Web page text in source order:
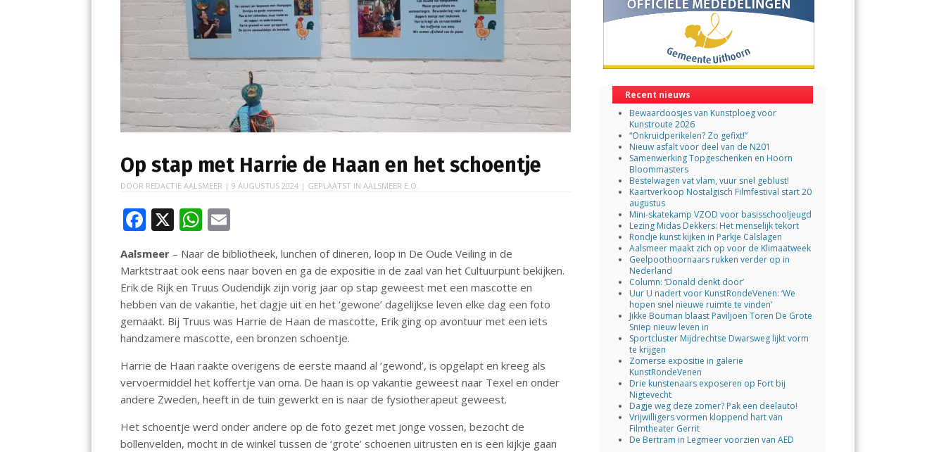
Op stap met Harrie de Haan en het schoentje
DOOR REDACTIE AALSMEER |9 AUGUSTUS 2024 | GEPLAATST INAALSMEER E.O.
F
ac
e
b
o
o
X W
h
at
s
A
p
p
ai
l
Aalsmeer – Naar de bibliotheek, lunchen of dineren, loop in De Oude Veiling in de
Marktstraat ook eens naar boven en ga de expositie in de zaal van het Cultuurpunt bekijken.
Erik de Rijk en Truus Oudendijk zijn vorig jaar op stap geweest met een mascotte en
hebben van de vakantie, het dagje uit en het ‘gewone’ dagelijkse leven elke dag een foto
gemaakt. Bij Truus was Harrie de Haan de mascotte, Erik ging op avontuur met een iets
handzamere mascotte, een bronzen schoentje.
Harrie de Haan raakte overigens de eerste maand al ‘gewond’, is opgelapt en kreeg als
vervoermiddel het koffertje van oma. De haan is op vakantie geweest naar Texel en onder
andere Zweden, heeft in de tuin gewerkt en is naar de fysiotherapeut geweest.
Het schoentje werd onder andere op de foto gezet met jonge vossen, bezocht de
bollenvelden, mocht in de winkel tussen de ‘grote’ schoenen uitrusten en is een kijkje gaan
Recent nieuws
Bewaardoosjes van Kunstploeg voor
Kunstroute 2026
“Onkruidperikelen? Zo gefixt!”
Nieuw asfalt voor deel van de N201
Samenwerking Topgeschenken en Hoorn
Bloommasters
Bestelwagen vat vlam, vuur snel geblust!
Kaartverkoop Nostalgisch Filmfestival start 20
augustus
Mini-skatekamp VZOD voor basisschooljeugd
Lezing Midas Dekkers: Het menselijk tekort
Rondje kunst kijken in Parkje Calslagen
Aalsmeer maakt zich op voor de Klimaatweek
Geelpoothoornaars rukken verder op in
Nederland
Column: ‘Donald denkt door’
Uur U nadert voor KunstRondeVenen: ‘We
hopen snel nieuwe ruimte te vinden’
Jikke Bouman blaast Paviljoen Toren De Grote
Sniep nieuw leven in
Sportcluster Mijdrechtse Dwarsweg lijkt vorm
te krijgen
Zomerse expositie in galerie
KunstRondeVenen
Drie kunstenaars exposeren op Fort bij
Nigtevecht
Dagje weg deze zomer? Pak een deelauto!
Vrijwilligers vormen kloppend hart van
Filmtheater Gerrit
De Bertram in Legmeer voorzien van AED